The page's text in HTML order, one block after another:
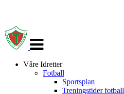
navigasjon
Våre Idretter
Fotball
Sportsplan
Treningstider fotball